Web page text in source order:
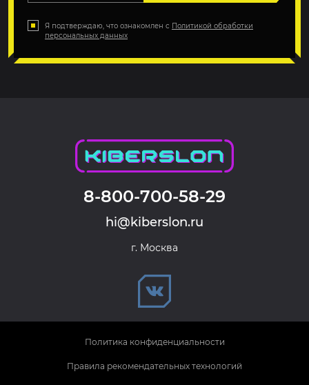
Я подтверждаю, что ознакомлен с Политикой обработки
персональных данных
8-800-700-58-29
hi@kiberslon.ru
г. Москва
Политика конфиденциальности
Правила рекомендательных технологий